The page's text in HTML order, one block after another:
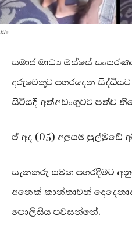
file
සමාජ මාධ්‍ය ඔස්සේ
දරුවෙකුට පහරදෙන
සිටියදී අත්අඩංගුවට පත්ව
ඒ අද (05) අලුයම පුල්මුඩේ
සැකකරු සමඟ පහරදීමට
අනෙක් කාන්තාවන්
පොලිසිය පවසන්නේ.